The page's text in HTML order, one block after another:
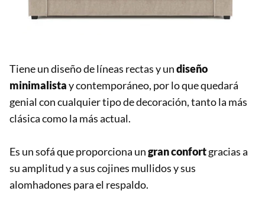
Tiene un diseño de líneas rectas y undiseño
minimalistay contemporáneo, por lo que quedará
genial con cualquier tipo de decoración, tanto la más
clásica como la más actual.
Es un sofá que proporciona ungran confortgracias a
su amplitud y a sus cojines mullidos y sus
alomhadones para el respaldo.